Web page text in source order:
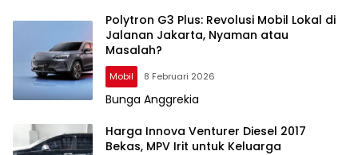
Polytron G3 Plus: Revolusi Mobil Lokal di
Jalanan Jakarta, Nyaman atau
Masalah?
Mobil 8 Februari 2026
Bunga Anggrekia
Harga Innova Venturer Diesel 2017
Bekas, MPV Irit untuk Keluarga